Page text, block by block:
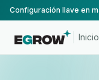
Inicio